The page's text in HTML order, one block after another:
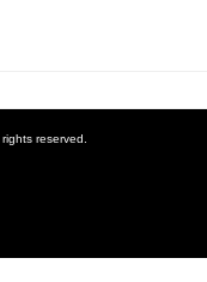
reserved.